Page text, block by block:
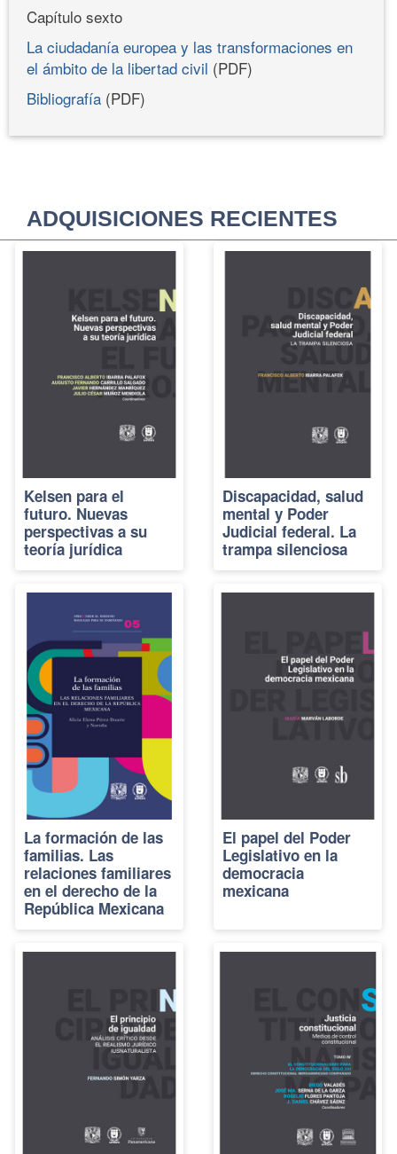
Capítulo sexto
La ciudadanía europea y las transformaciones en
el ámbito de la libertad civil (PDF)
Bibliografía (PDF)
ADQUISICIONES RECIENTES
Kelsen para el
futuro. Nuevas
perspectivas a su
teoría jurídica
Discapacidad, salud
mental y Poder
Judicial federal. La
trampa silenciosa
La formación de las
familias. Las
relaciones familiares
en el derecho de la
República Mexicana
El papel del Poder
Legislativo en la
democracia
mexicana